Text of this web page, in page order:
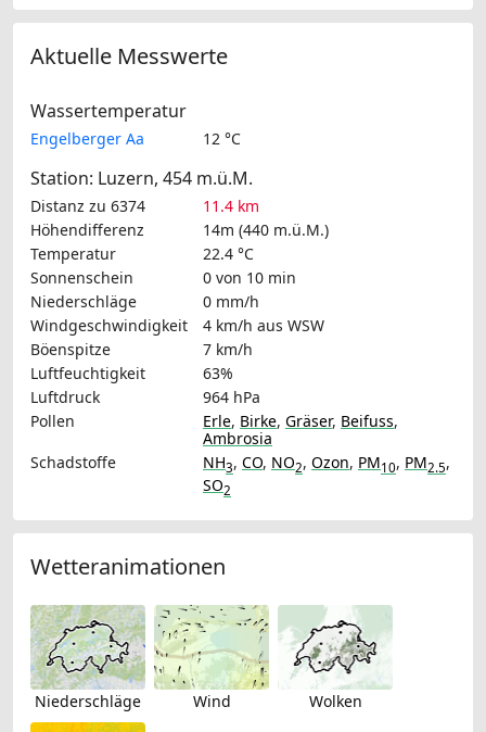
Aktuelle Messwerte
Wassertemperatur
Engelberger Aa 12 °C
Station: Luzern, 454 m.ü.M.
Distanz zu 6374
11.4 km
Höhendifferenz
14m (440 m.ü.M.)
Temperatur
22.4 °C
Sonnenschein
0 von 10 min
Niederschläge
0 mm/h
Windgeschwindigkeit
4 km/h aus WSW
Böenspitze
7 km/h
Luftfeuchtigkeit
63%
Luftdruck
964 hPa
Pollen
Erle, Birke, Gräser, Beifuss,
Ambrosia
Schadstoffe
NH3, CO, NO2, Ozon, PM10, PM2.5,
SO2
Wetteranimationen
Niederschläge Wind Wolken